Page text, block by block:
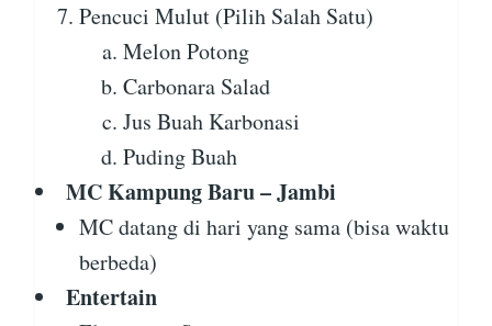
Pencuci Mulut (Pilih Salah Satu)
Melon Potong
Carbonara Salad
Jus Buah Karbonasi
Puding Buah
MC Kampung Baru – Jambi
MC datang di hari yang sama (bisa waktu
berbeda)
Entertain